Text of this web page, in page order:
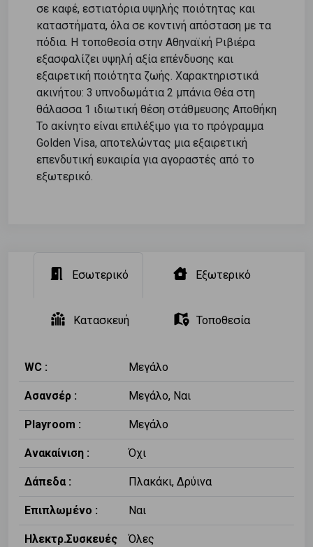
σε καφέ, εστιατόρια υψηλής ποιότητας και
καταστήματα, όλα σε κοντινή απόσταση με τα
πόδια. Η τοποθεσία στην Αθηναϊκή Ριβιέρα
εξασφαλίζει υψηλή αξία επένδυσης και
εξαιρετική ποιότητα ζωής. Χαρακτηριστικά
ακινήτου: 3 υπνοδωμάτια 2 μπάνια Θέα στη
θάλασσα 1 ιδιωτική θέση στάθμευσης Αποθήκη
Το ακίνητο είναι επιλέξιμο για το πρόγραμμα
Golden Visa, αποτελώντας μια εξαιρετική
επενδυτική ευκαιρία για αγοραστές από το
εξωτερικό.
Εσωτερικό Εξωτερικό
Κατασκευή Τοποθεσία
WC : Μεγάλο
Ασανσέρ : Μεγάλο, Ναι
Playroom : Μεγάλο
Ανακαίνιση : Όχι
Δάπεδα : Πλακάκι, Δρύινα
Επιπλωμένο : Ναι
Ηλεκτρ.Συσκευές
Όλες